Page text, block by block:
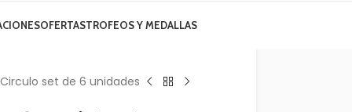
OFERTASTROFEOS Y MEDALLAS
set de 6 unidades